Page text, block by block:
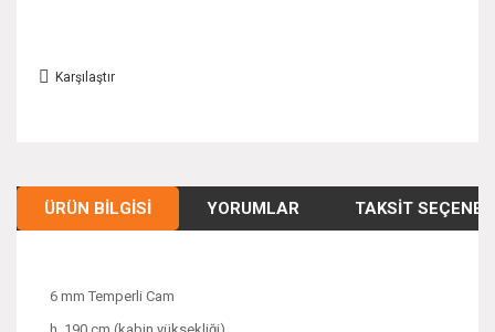
Karşılaştır
ÜRÜN BILGISI YORUMLAR TAKSIT
6 mm Temperli Cam